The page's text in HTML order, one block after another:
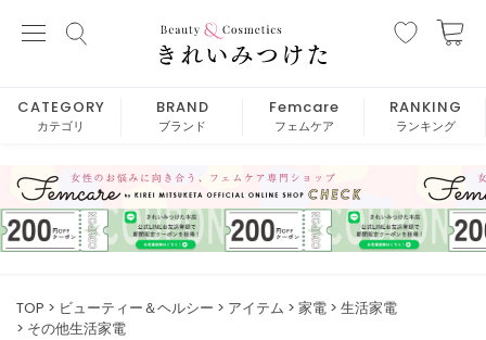
CATEGORY
カテゴリ
BRAND
ブランド
Femcare
フェムケア
RANKING
ランキング
TOP ビューティー＆ヘルシー アイテム 家電
生活家電
その他生活家電